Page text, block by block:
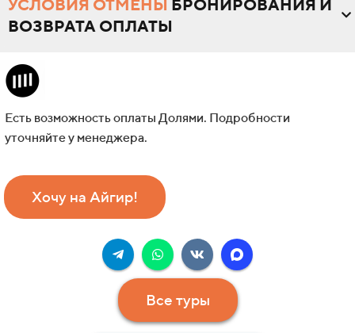
УСЛОВИЯ ОТМЕНЫ БРОНИРОВАНИЯ И
ВОЗВРАТА ОПЛАТЫ
Есть возможность оплаты Долями. Подробности
уточняйте у менеджера.
Хочу на Айгир!
Все туры